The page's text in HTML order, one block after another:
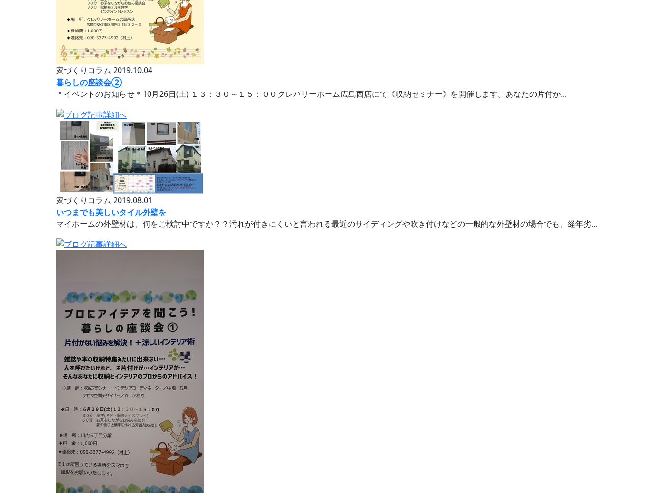
家づくりコラム 2019.10.04
暮らしの座談会②
＊イベントのお知らせ＊10月26日(土) １３：３０～１５：００クレバリーホーム広島西店にて《収納セミナー》を開催します。あなたの片付か...
家づくりコラム 2019.08.01
いつまでも美しいタイル外壁を
マイホームの外壁材は、何をご検討中ですか？？汚れが付きにくいと言われる最近のサイディングや吹き付けなどの一般的な外壁材の場合でも、経年劣...